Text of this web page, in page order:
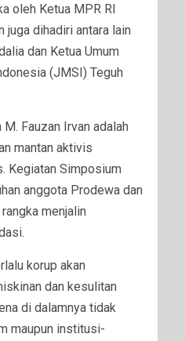
oleh Ketua MPR RI
juga dihadiri antara lain
dan Ketua Umum
(JMSI) Teguh
Fauzan Irvan adalah
mantan aktivis
Kegiatan Simposium
anggota Prodewa dan
menjalin
korup akan
dan kesulitan
di dalamnya tidak
maupun institusi-